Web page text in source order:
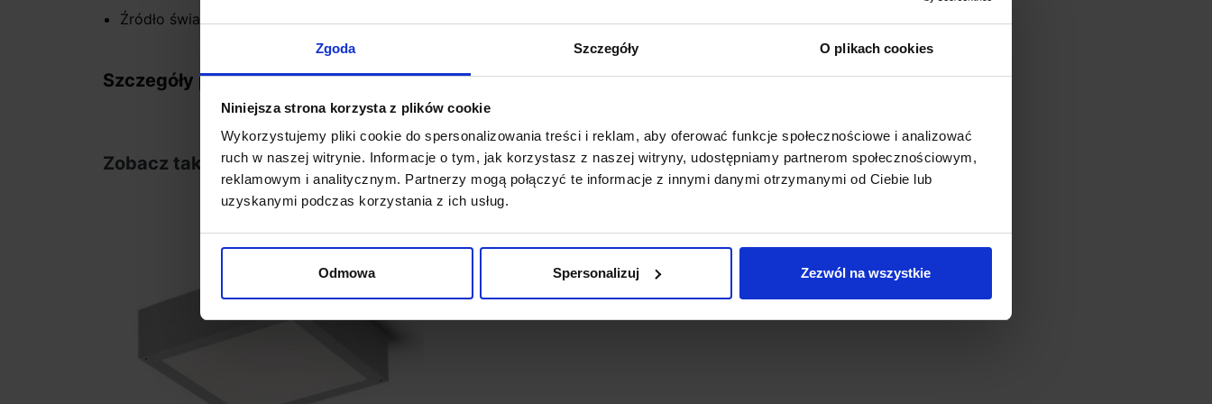
Zgoda Szczegóły O plikach cookies
Niniejsza strona korzysta z plików cookie
Wykorzystujemy pliki cookie do spersonalizowania treści i reklam, aby oferować funkcje społecznościowe i analizować
ruch w naszej witrynie. Informacje o tym, jak korzystasz z naszej witryny, udostępniamy partnerom społecznościowym,
reklamowym i analitycznym. Partnerzy mogą połączyć te informacje z innymi danymi otrzymanymi od Ciebie lub
uzyskanymi podczas korzystania z ich usług.
Odmowa Spersonalizuj Zezwól na wszystkie
Źródło światła w komplecie
Szczegóły produktu
Zobacz także